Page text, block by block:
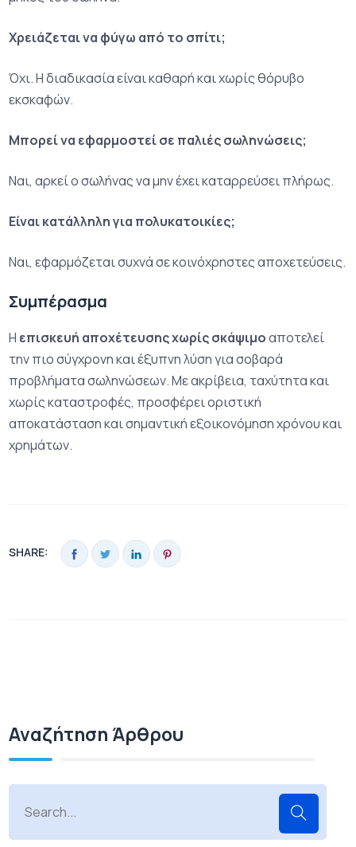
Χρειάζεται να φύγω από το σπίτι;
Όχι. Η διαδικασία είναι καθαρή και χωρίς θόρυβο
εκσκαφών.
Μπορεί να εφαρμοστεί σε παλιές σωληνώσεις;
Ναι, αρκεί ο σωλήνας να μην έχει καταρρεύσει πλήρως.
Είναι κατάλληλη για πολυκατοικίες;
Ναι, εφαρμόζεται συχνά σε κοινόχρηστες αποχετεύσεις.
Συμπέρασμα
Η επισκευή αποχέτευσης χωρίς σκάψιμοαποτελεί
την πιο σύγχρονη και έξυπνη λύση για σοβαρά
προβλήματα σωληνώσεων. Με ακρίβεια, ταχύτητα και
χωρίς καταστροφές, προσφέρει οριστική
αποκατάσταση και σημαντική εξοικονόμηση χρόνου και
χρημάτων.
SHARE:
Αναζήτηση Άρθρου